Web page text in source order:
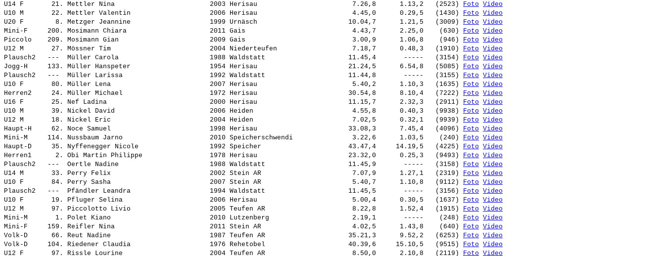
U14 F       21. Mettler Nina 2003 Herisau                        7.26,8      1.13,2   (2523) Foto Video
U10 M       22. Mettler Valentin 2006 Herisau                        4.45,0      0.29,5   (1430) Foto Video
U20 F        8. Metzger Jeannine 1999 Urnäsch                       10.04,7      1.21,5   (3009) Foto Video
Mini-F     200. Mosimann Chiara 2011 Gais                           4.43,7      2.25,0    (630) Foto Video
Piccolo    209. Mosimann Gian 2009 Gais                           3.00,9      1.06,8    (946) Foto Video
U12 M       27. Mössner Tim 2004 Niederteufen                   7.18,7      0.48,3   (1910) Foto Video
Plausch2   --- Müller Carola 1988 Waldstatt                     11.45,4       -----   (3154) Foto Video
Jogg-H     133. Müller Hanspeter 1954 Herisau                       21.24,5      6.54,8   (5085) Foto Video
Plausch2   --- Müller Larissa 1992 Waldstatt                     11.44,8       -----   (3155) Foto Video
U10 F       80. Müller Lena 2007 Herisau                        5.40,2      1.10,3   (1635) Foto Video
Herren2     24. Müller Michael 1972 Herisau                       30.54,8      8.10,4   (7222) Foto Video
U16 F       25. Nef Ladina 2000 Herisau                       11.15,7      2.32,3   (2911) Foto Video
U10 M       39. Nickel David 2006 Heiden                         4.55,8      0.40,3   (9938) Foto Video
U12 M       18. Nickel Eric 2004 Heiden                         7.02,5      0.32,1   (9939) Foto Video
Haupt-H     62. Noce Samuel 1998 Herisau                       33.08,3      7.45,4   (4096) Foto Video
Mini-M     114. Nussbaum Jarno 2010 Speicherschwendi               3.22,6      1.03,5    (240) Foto Video
Haupt-D     35. Nyffenegger Nicole 1992 Speicher                      43.47,4     14.19,5   (4225) Foto Video
Herren1      2. Obi Martin Philippe 1978 Herisau                       23.32,0      0.25,3   (9493) Foto Video
Plausch2   --- Oertle Nadine 1988 Waldstatt                     11.45,9       -----   (3158) Foto Video
U14 M       33. Perry Felix 2002 Stein AR                       7.07,9      1.27,1   (2319) Foto Video
U10 F       84. Perry Sasha 2007 Stein AR                       5.40,7      1.10,8   (9112) Foto Video
Plausch2   --- Pfändler Leandra 1994 Waldstatt                     11.45,5       -----   (3156) Foto Video
U10 F       19. Pfluger Selina 2006 Herisau                        5.00,4      0.30,5   (1637) Foto Video
U12 M       97. Piccolotto Livio 2005 Teufen AR                      8.22,8      1.52,4   (1915) Foto Video
Mini-M       1. Polet Kiano 2010 Lutzenberg                     2.19,1       -----    (248) Foto Video
Mini-F     159. Reifler Nina 2011 Stein AR                       4.02,5      1.43,8    (640) Foto Video
Volk-D      66. Reut Nadine 1987 Teufen AR                     35.21,3      9.52,2   (6253) Foto Video
Volk-D     104. Riedener Claudia 1976 Rehetobel                     40.39,6     15.10,5   (9515) Foto Video
U12 F       97. Rissle Lourine 2004 Teufen AR                      8.50,0      2.10,8   (2119) Foto Video